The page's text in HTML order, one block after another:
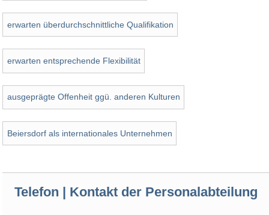
erwarten überdurchschnittliche Qualifikation
erwarten entsprechende Flexibilität
ausgeprägte Offenheit ggü. anderen Kulturen
Beiersdorf als internationales Unternehmen
Telefon | Kontakt der Personalabteilung